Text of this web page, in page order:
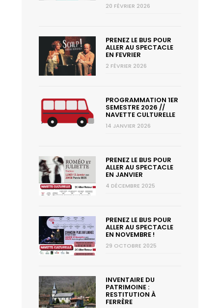
20 FÉVRIER 2026
PRENEZ LE BUS POUR
ALLER AU SPECTACLE
EN FEVRIER
2 FÉVRIER 2026
PROGRAMMATION 1ER
SEMESTRE 2026 //
NAVETTE CULTURELLE
14 JANVIER 2026
PRENEZ LE BUS POUR
ALLER AU SPECTACLE
EN JANVIER
4 DÉCEMBRE 2025
PRENEZ LE BUS POUR
ALLER AU SPECTACLE
EN NOVEMBRE !
29 OCTOBRE 2025
INVENTAIRE DU
PATRIMOINE :
RESTITUTION À
FERRÈRE